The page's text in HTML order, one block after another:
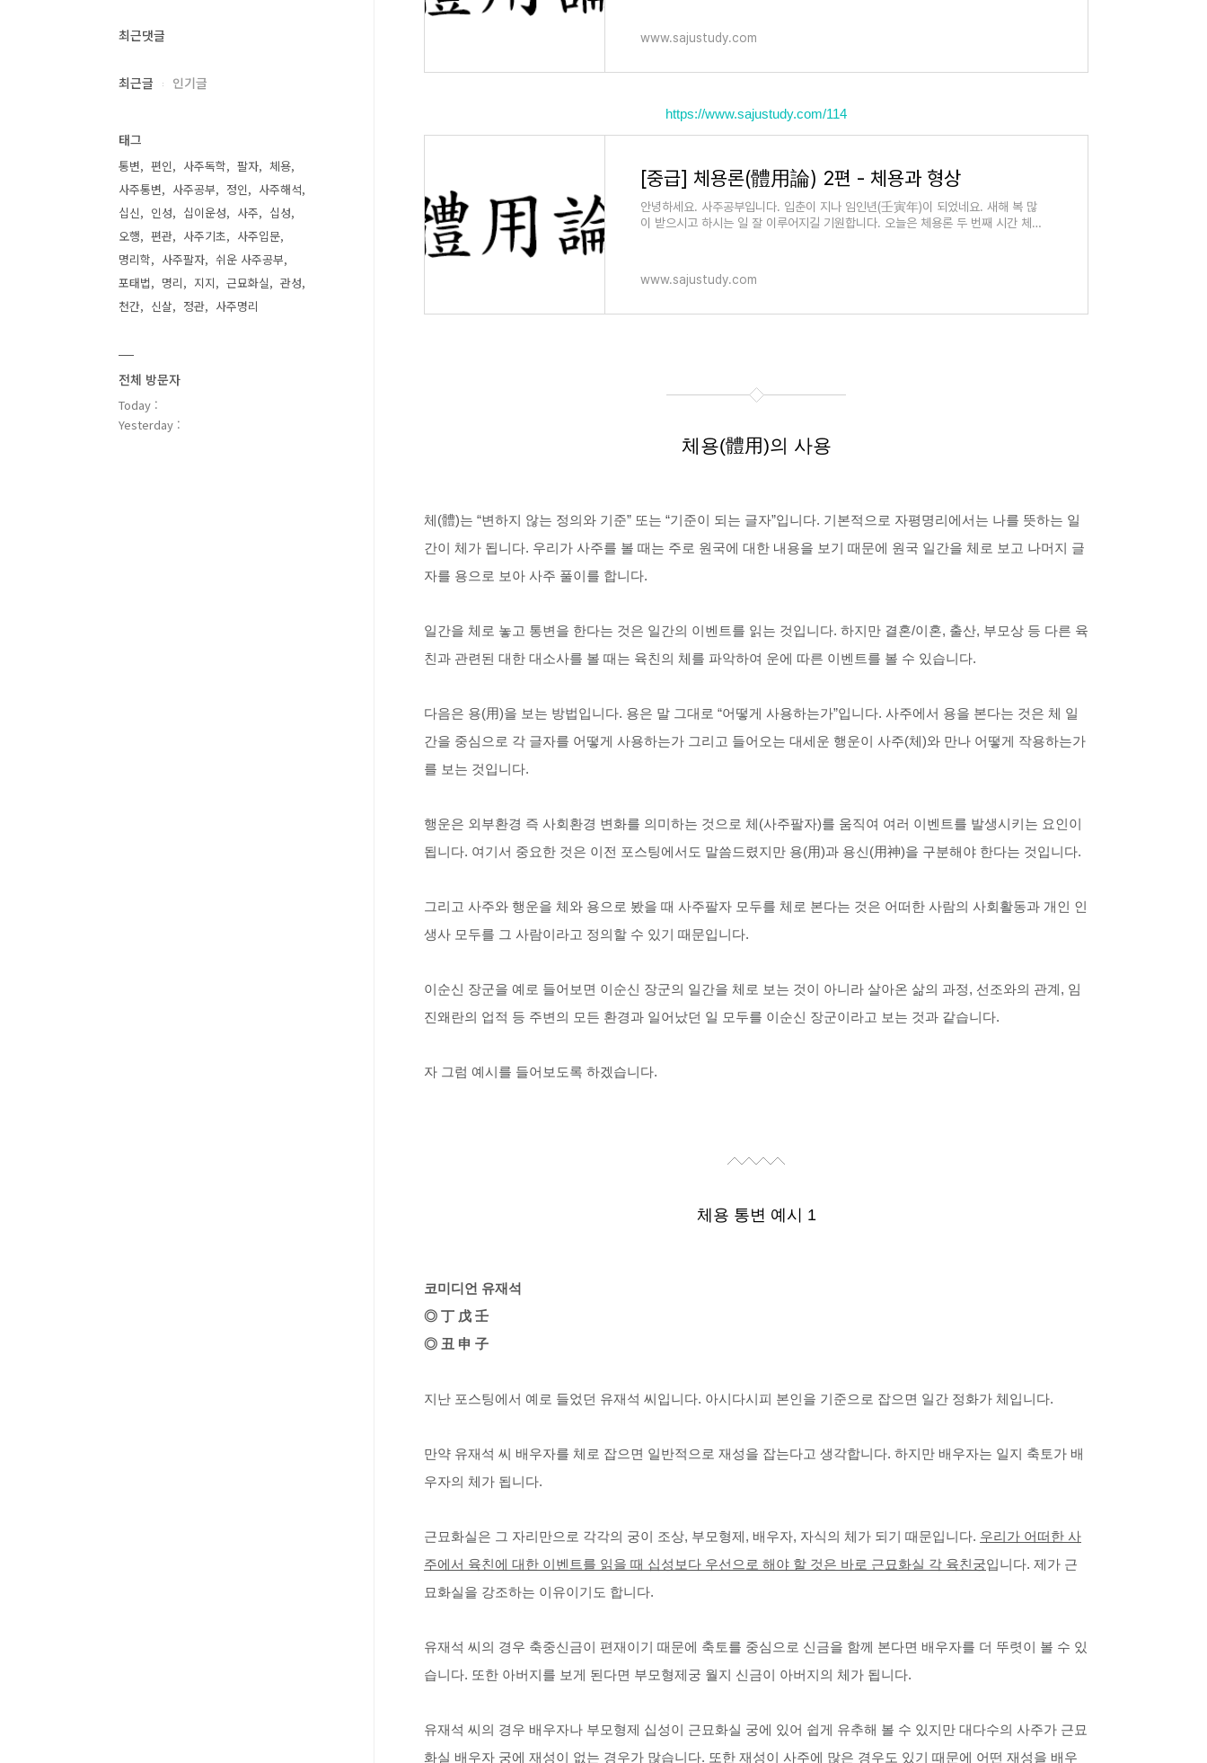
www.sajustudy.com
https://www.sajustudy.com/114
[중급] 체용론(體用論) 2편 - 체용과 형상
안녕하세요. 사주공부입니다. 입춘이 지나 임인년(壬寅年)이 되었네요. 새해 복 많
이 받으시고 하시는 일 잘 이루어지길 기원합니다. 오늘은 체용론 두 번째 시간 체용
www.sajustudy.com
체용(體用)의 사용
체(體)는 “변하지 않는 정의와 기준” 또는 “기준이 되는 글자”입니다. 기본적으로 자평명리에서는 나를 뜻하는 일
간이 체가 됩니다. 우리가 사주를 볼 때는 주로 원국에 대한 내용을 보기 때문에 원국 일간을 체로 보고 나머지 글
자를 용으로 보아 사주 풀이를 합니다.
일간을 체로 놓고 통변을 한다는 것은 일간의 이벤트를 읽는 것입니다. 하지만 결혼/이혼, 출산, 부모상 등 다른 육
친과 관련된 대한 대소사를 볼 때는 육친의 체를 파악하여 운에 따른 이벤트를 볼 수 있습니다.
다음은 용(用)을 보는 방법입니다. 용은 말 그대로 “어떻게 사용하는가”입니다. 사주에서 용을 본다는 것은 체 일
간을 중심으로 각 글자를 어떻게 사용하는가 그리고 들어오는 대세운 행운이 사주(체)와 만나 어떻게 작용하는가
를 보는 것입니다.
행운은 외부환경 즉 사회환경 변화를 의미하는 것으로 체(사주팔자)를 움직여 여러 이벤트를 발생시키는 요인이
됩니다. 여기서 중요한 것은 이전 포스팅에서도 말씀드렸지만 용(用)과 용신(用神)을 구분해야 한다는 것입니다.
그리고 사주와 행운을 체와 용으로 봤을 때 사주팔자 모두를 체로 본다는 것은 어떠한 사람의 사회활동과 개인 인
생사 모두를 그 사람이라고 정의할 수 있기 때문입니다.
이순신 장군을 예로 들어보면 이순신 장군의 일간을 체로 보는 것이 아니라 살아온 삶의 과정, 선조와의 관계, 임
진왜란의 업적 등 주변의 모든 환경과 일어났던 일 모두를 이순신 장군이라고 보는 것과 같습니다.
자 그럼 예시를 들어보도록 하겠습니다.
체용 통변 예시 1
코미디언 유재석
◎ 丁 戊 壬
◎ 丑 申 子​
지난 포스팅에서 예로 들었던 유재석 씨입니다. 아시다시피 본인을 기준으로 잡으면 일간 정화가 체입니다.​
만약 유재석 씨 배우자를 체로 잡으면 일반적으로 재성을 잡는다고 생각합니다. 하지만 배우자는 일지 축토가 배
우자의 체가 됩니다.
근묘화실은 그 자리만으로 각각의 궁이 조상, 부모형제, 배우자, 자식의 체가 되기 때문입니다. 우리가 어떠한 사
주에서 육친에 대한 이벤트를 읽을 때 십성보다 우선으로 해야 할 것은 바로 근묘화실 각 육친궁입니다. 제가 근
묘화실을 강조하는 이유이기도 합니다.​
유재석 씨의 경우 축중신금이 편재이기 때문에 축토를 중심으로 신금을 함께 본다면 배우자를 더 뚜렷이 볼 수 있
습니다. 또한 아버지를 보게 된다면 부모형제궁 월지 신금이 아버지의 체가 됩니다.
유재석 씨의 경우 배우자나 부모형제 십성이 근묘화실 궁에 있어 쉽게 유추해 볼 수 있지만 대다수의 사주가 근묘
화실 배우자 궁에 재성이 없는 경우가 많습니다. 또한 재성이 사주에 많은 경우도 있기 때문에 어떤 재성을 배우
최근댓글
최근글 인기글
태그
통변 편인 사주독학 팔자
체용
사주통변
사주공부 정인
사주해석
십신
인성 십이운성 사주
십성
오행
편관 사주기초
사주입문
명리학
사주팔자
쉬운 사주공부
포태법
명리 지지 근묘화실
관성
천간
신살 정관 사주명리
전체 방문자
Today :
Yesterday :